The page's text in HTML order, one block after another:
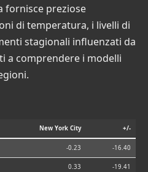
fornisce preziose
di temperatura, i livelli di
stagionali influenzati da
a comprendere i modelli
New York City +/-
-0.23 -16.40
0.33 -19.41